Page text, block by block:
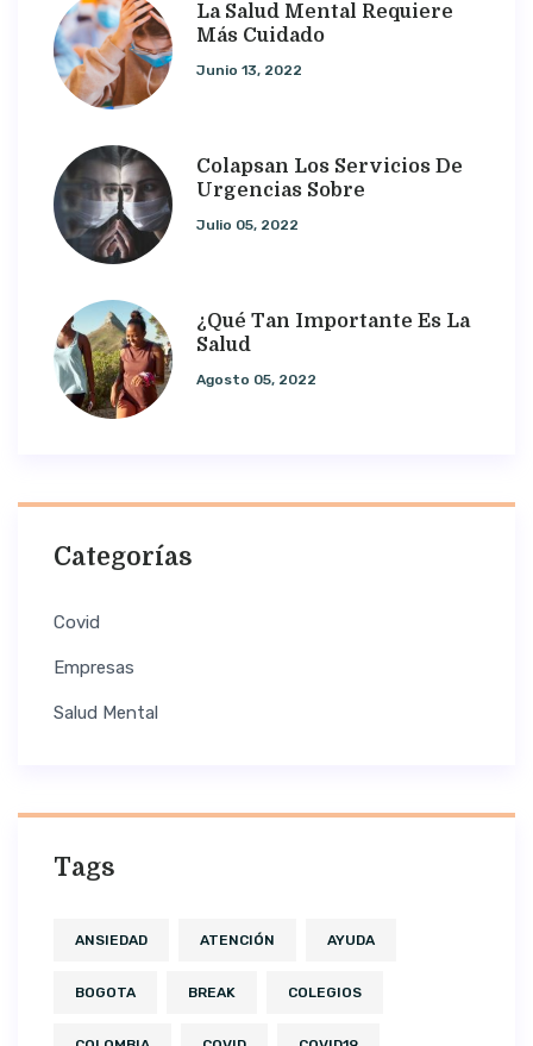
La Salud Mental Requiere
Más Cuidado
Junio 13, 2022
Colapsan Los Servicios De
Urgencias Sobre
Julio 05, 2022
¿Qué Tan Importante Es La
Salud
Agosto 05, 2022
Categorías
Covid
Empresas
Salud Mental
Tags
ANSIEDAD ATENCIÓN AYUDA
BOGOTA BREAK COLEGIOS